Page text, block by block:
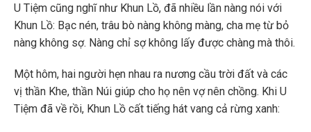
U Tiệm cũng nghĩ như Khun Lồ, đã nhiều lần nàng nói với
Khun Lồ: Bạc nén, trâu bò nàng không màng, cha mẹ từ bỏ
nàng không sợ. Nàng chỉ sợ không lấy được chàng mà thôi.
Một hôm, hai người hẹn nhau ra nương cầu trời đất và các
vị thần Khe, thần Núi giúp cho họ nên vợ nên chồng. Khi U
Tiệm đã về rồi, Khun Lồ cất tiếng hát vang cả rừng xanh: